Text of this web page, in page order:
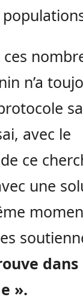
n’a
avec le
ce
une
dans
».